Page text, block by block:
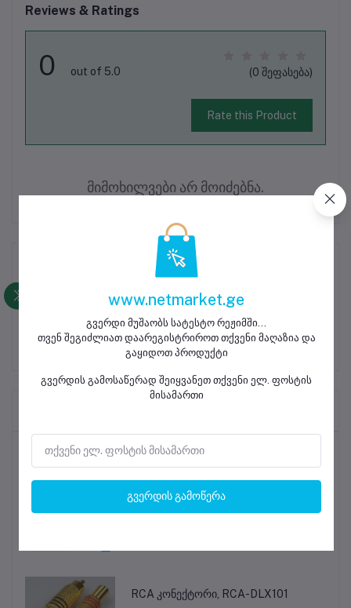
Reviews & Ratings
0 out of 5.0 (0 შეფასება)
Rate this Product
მიმოხილვები არ მოიძებნა.
ყველაზე გაყიდვადი პროდუქტები
მობილური ტელეფონის ეკრანის
საწმენდი სალფეთქი
RCA კონექტორი, RCA-DLX101
www.netmarket.ge
გვერდი მუშაობს სატესტო რეჟიმში...
თვენ შეგიძლიათ დაარეგისტრიროთ თქვენი მაღაზია და
გაყიდოთ პროდუქტი
გვერდის გამოსაწერად შეიყვანეთ თქვენი ელ. ფოსტის
მისამართი
გვერდის გამოწერა